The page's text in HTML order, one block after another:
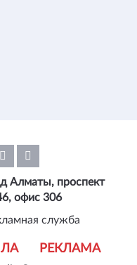
РЕКЛАМА
Алматы, проспект
офис 306
служба